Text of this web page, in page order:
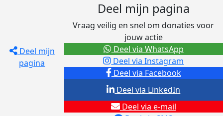
Deel mijn
pagina
Deel mijn pagina
Vraag veilig en snel om donaties voor
jouw actie
Deel via Facebook
Deel via Instagram
Deel via e-mail
Deel via LinkedIn
Deel via WhatsApp